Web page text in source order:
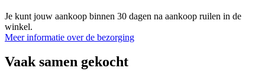
Je kunt jouw aankoop binnen 30 dagen na aankoop ruilen in de
winkel.
Meer informatie over de bezorging
Vaak samen gekocht